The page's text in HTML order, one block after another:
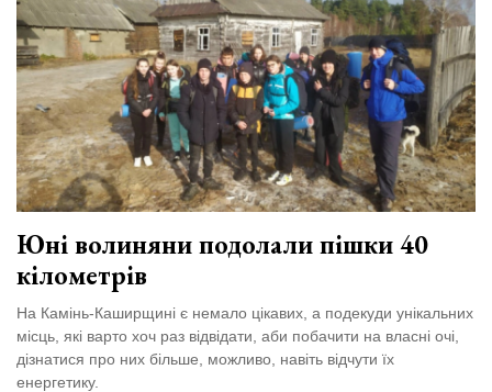
Юні волиняни подолали пішки 40
кілометрів
На Камінь-Каширщині є немало цікавих, а подекуди унікальних
місць, які варто хоч раз відвідати, аби побачити на власні очі,
дізнатися про них більше, можливо, навіть відчути їх
енергетику.